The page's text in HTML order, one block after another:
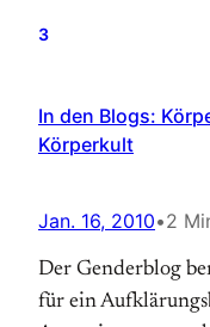
3
In den Blogs:
Körperkult
Jan. 16, 2010•2
Der Genderblog
für ein